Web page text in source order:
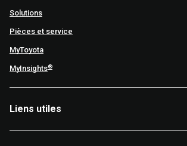
Solutions
Pièces et service
MyToyota
MyInsights®
Liens utiles